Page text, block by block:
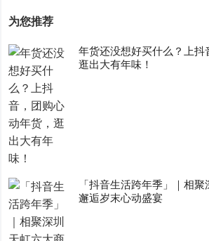
为您推荐
年货还没想好买什么？上抖
逛出大有年味！
「抖音生活跨年季」｜相聚
邂逅岁末心动盛宴